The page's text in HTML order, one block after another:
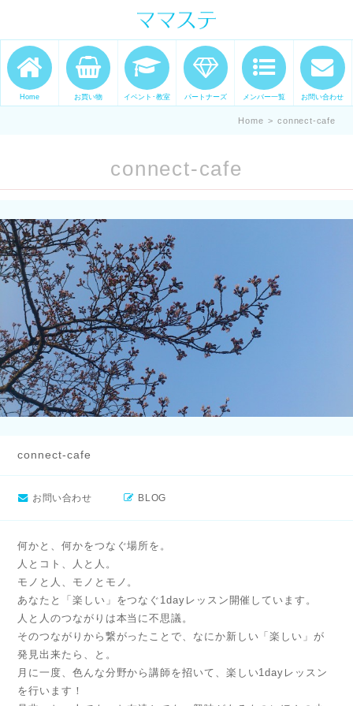
ママの才能発信します。 手づくり
表現ステージ ママステ スキル・セ
ンスを表現したいママが集まって
ます。
Home お買い物 イベント･教室 パートナーズ メンバー一覧 お問い合わせ
Home > connect-cafe
connect-cafe
connect-cafe
お問い合わせ BLOG
何かと、何かをつなぐ場所を。
人とコト、人と人。
モノと人、モノとモノ。
あなたと「楽しい」をつなぐ1dayレッスン開催しています。
人と人のつながりは本当に不思議。
そのつながりから繋がったことで、なにか新しい「楽しい」が
発見出来たら、と。
月に一度、色んな分野から講師を招いて、楽しい1dayレッスン
を行います！